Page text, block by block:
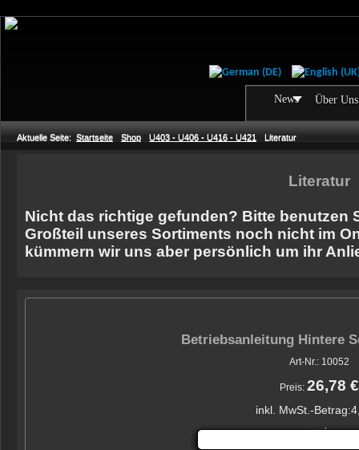
News Über Uns
Aktuelle Seite: Startseite Shop U403 - U406 - U416 - U421 Literatur
Literatur
Nicht das richtige gefunden? Bitte benutzen
Großteil unseres Sortiments noch nicht im
kümmern wir uns aber persönlich um ihr
Betriebsanleitung Hintere
Art-Nr.: 10052
Preis: 26,78 €
inkl. MwSt.-Betrag:
zzgl.